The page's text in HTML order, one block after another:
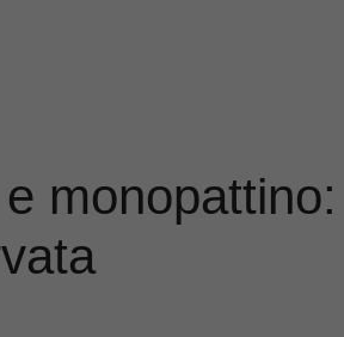
monopattino: